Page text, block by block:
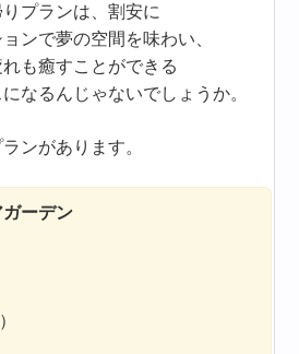
プランは、割安に
ンで夢の空間を味わい、
も癒すことができる
なるんじゃないでしょうか。
ンがあります。
ーデン